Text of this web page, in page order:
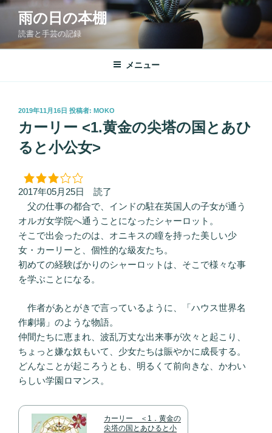
コ
ン
へ
雨の日の本棚
読書と手芸の記録
メニュー
投
日:
2019年11月16日 投稿者: MOKO
カーリー <1.黄金の尖塔の国とあひ
ると小公女>
2017年05月25日 読了
父の仕事の都合で、インドの駐在英国人の子女が通う
オルガ女学院へ通うことになったシャーロット。
そこで出会ったのは、オニキスの瞳を持った美しい少
女・カーリーと、個性的な級友たち。
初めての経験ばかりのシャーロットは、そこで様々な事
を学ぶことになる。
作者があとがきで言っているように、「ハウス世界名
作劇場」のような物語。
仲間たちに恵まれ、波乱万丈な出来事が次々と起こり、
ちょっと嫌な奴もいて、少女たちは賑やかに成長する。
どんなことが起ころうとも、明るくて前向きな、かわい
らしい学園ロマンス。
カーリー ＜1．黄金の
尖塔の国とあひると小